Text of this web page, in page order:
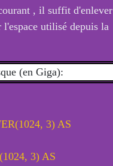
, il suffit d'enlever
utilisé depuis la
(en Giga):
3) AS
3) AS